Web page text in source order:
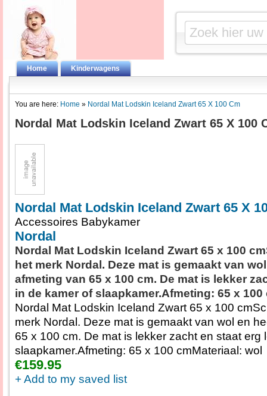
Home Kinderwagens
You are here: Home » Nordal Mat Lodskin Iceland Zwart 65 X 100 Cm
Nordal Mat Lodskin Iceland Zwart 65 X 100
Nordal Mat Lodskin Iceland Zwart 65 X
Accessoires Babykamer
Nordal
Nordal Mat Lodskin Iceland Zwart 65 x 100
het merk Nordal. Deze mat is gemaakt van
afmeting van 65 x 100 cm. De mat is lekker
in de kamer of slaapkamer.Afmeting: 65 x
Nordal Mat Lodskin Iceland Zwart 65 x 100
merk Nordal. Deze mat is gemaakt van wol en
65 x 100 cm. De mat is lekker zacht en staat erg
slaapkamer.Afmeting: 65 x 100 cmMateriaal: wol
€159.95
+ Add to my saved list